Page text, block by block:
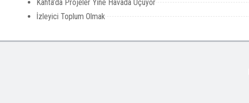
Kahta’da Projeler Yine Havada Uçuyor
İzleyici Toplum Olmak